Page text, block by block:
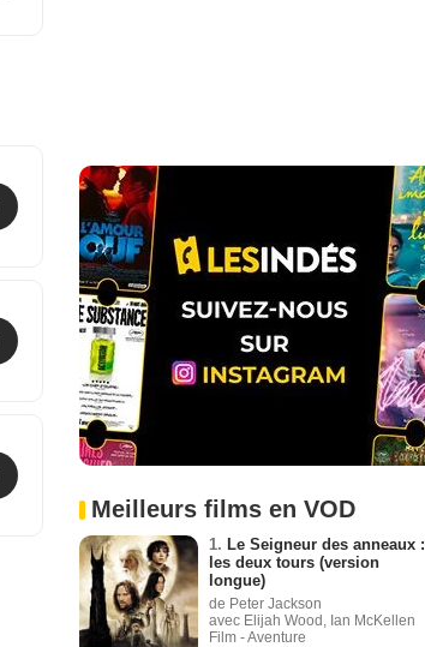
Meilleurs films en VOD
1. Le Seigneur des anneaux :
les deux tours (version
longue)
de Peter Jackson
avec Elijah Wood, Ian McKellen
Film - Aventure